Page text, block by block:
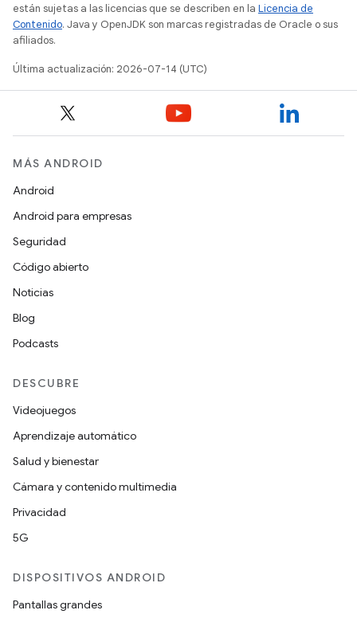
están sujetas a las licencias que se describen en la Licencia de
Contenido. Java y OpenJDK son marcas registradas de Oracle o sus
afiliados.
Última actualización: 2026-07-14 (UTC)
MÁS ANDROID
Android
Android para empresas
Seguridad
Código abierto
Noticias
Blog
Podcasts
DESCUBRE
Videojuegos
Aprendizaje automático
Salud y bienestar
Cámara y contenido multimedia
Privacidad
5G
DISPOSITIVOS ANDROID
Pantallas grandes